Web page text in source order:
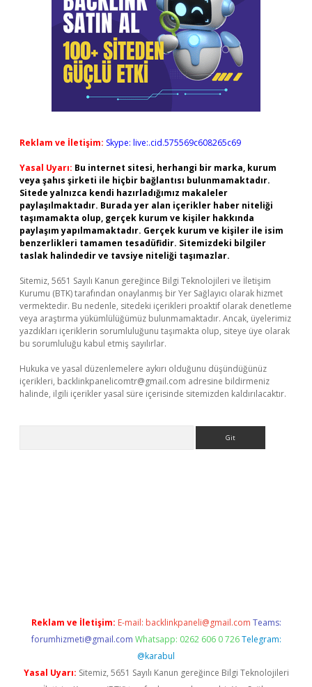
Reklam ve İletişim: Skype: live:.cid.575569c608265c69
Yasal Uyarı: Bu internet sitesi, herhangi bir marka, kurum
veya şahıs şirketi ile hiçbir bağlantısı bulunmamaktadır.
Sitede yalnızca kendi hazırladığımız makaleler
paylaşılmaktadır. Burada yer alan içerikler haber niteliği
taşımamakta olup, gerçek kurum ve kişiler hakkında
paylaşım yapılmamaktadır. Gerçek kurum ve kişiler ile isim
benzerlikleri tamamen tesadüfidir. Sitemizdeki bilgiler
taslak halindedir ve tavsiye niteliği taşımazlar.
Sitemiz, 5651 Sayılı Kanun gereğince Bilgi Teknolojileri ve İletişim
Kurumu (BTK) tarafından onaylanmış bir Yer Sağlayıcı olarak hizmet
vermektedir. Bu nedenle, sitedeki içerikleri proaktif olarak denetleme
veya araştırma yükümlülüğümüz bulunmamaktadır. Ancak, üyelerimiz
yazdıkları içeriklerin sorumluluğunu taşımakta olup, siteye üye olarak
bu sorumluluğu kabul etmiş sayılırlar.
Hukuka ve yasal düzenlemelere aykırı olduğunu düşündüğünüz
içerikleri, backlinkpanelicomtr@gmail.com adresine bildirmeniz
halinde, ilgili içerikler yasal süre içerisinde sitemizden kaldırılacaktır.
Reklam ve İletişim: E-mail: backlinkpaneli@gmail.com Teams:
forumhizmeti@gmail.com Whatsapp: 0262 606 0 726 Telegram:
@karabul
Yasal Uyarı: Sitemiz, 5651 Sayılı Kanun gereğince Bilgi Teknolojileri